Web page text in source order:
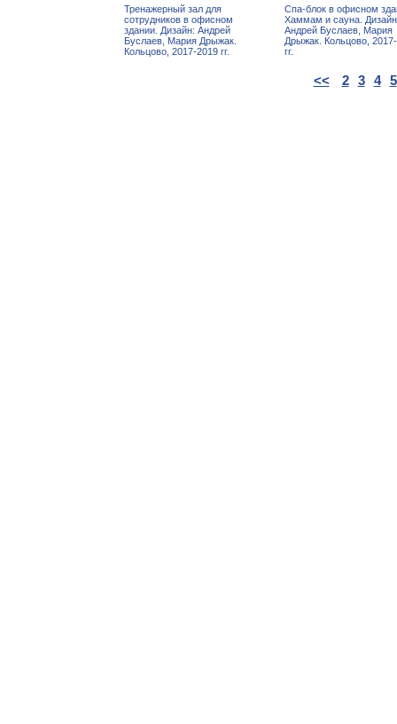
Тренажерный зал для
сотрудников в офисном
здании. Дизайн: Андрей
Буслаев, Мария Дрыжак.
Кольцово, 2017-2019 гг.
Спа-блок в офисном
Хаммам и сауна.
Андрей Буслаев, Мария
Дрыжак. Кольцово,
гг.
<< 2 3 4 5